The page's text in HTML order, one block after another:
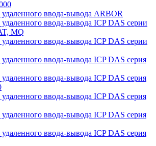
ввода-вывода ARBOR
ввода-вывода ICP DAS серии
MQ
ввода-вывода ICP DAS серии
ввода-вывода ICP DAS серия
ввода-вывода ICP DAS серия
ввода-вывода ICP DAS серия
ввода-вывода ICP DAS серия
ввода-вывода ICP DAS серия